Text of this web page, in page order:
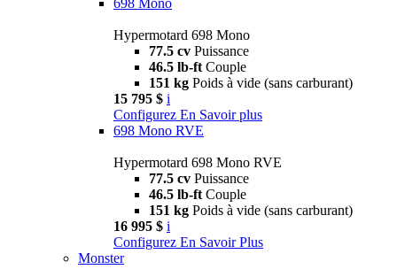
698 Mono
Hypermotard 698 Mono
77.5 cv Puissance
46.5 lb-ft Couple
151 kg Poids à vide (sans carburant)
15 795 $ i
Configurez En Savoir plus
698 Mono RVE
Hypermotard 698 Mono RVE
77.5 cv Puissance
46.5 lb-ft Couple
151 kg Poids à vide (sans carburant)
16 995 $ i
Configurez En Savoir Plus
Monster